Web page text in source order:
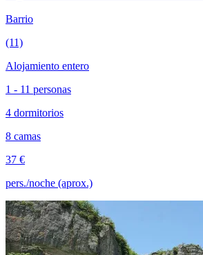
Barrio
(11)
Alojamiento entero
1 - 11 personas
4 dormitorios
8 camas
37 €
pers./noche (aprox.)